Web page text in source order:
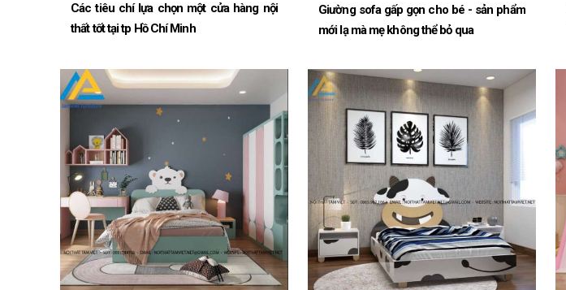
Các tiêu chí lựa chọn một cửa hàng nội
thất tốt tại tp Hồ Chí Minh
Giường sofa gấp gọn cho bé - sản phẩm
mới lạ mà mẹ không thể bỏ qua